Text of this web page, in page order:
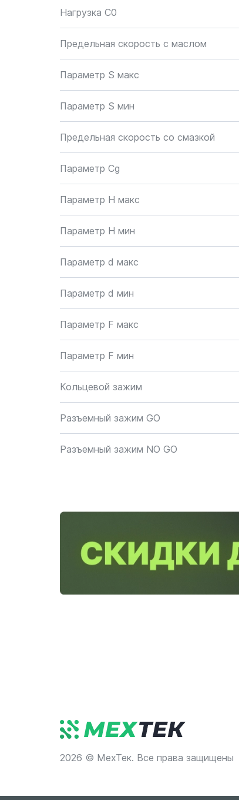
Нагрузка C0
Предельная скорость с маслом
Параметр S макс
Параметр S мин
Предельная скорость со смазкой
Параметр Cg
Параметр H макс
Параметр H мин
Параметр d макс
Параметр d мин
Параметр F макс
Параметр F мин
Кольцевой зажим
Разъемный зажим GO
Разъемный зажим NO GO
2026 © МехТек. Все права защищены